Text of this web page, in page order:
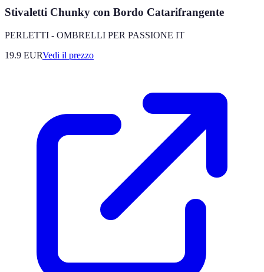
Stivaletti Chunky con Bordo Catarifrangente
PERLETTI - OMBRELLI PER PASSIONE IT
19.9 EURVedi il prezzo